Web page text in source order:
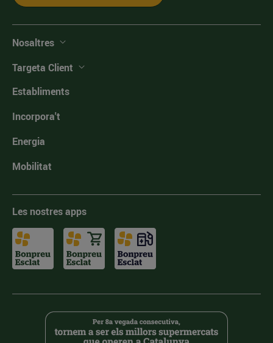
Nosaltres
Targeta Client
Establiments
Incorpora't
Energia
Mobilitat
Les nostres apps